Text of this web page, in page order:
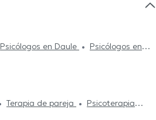
Psicólogos en Daule
Psicólogos en
Terapia de pareja
Psicoterapia